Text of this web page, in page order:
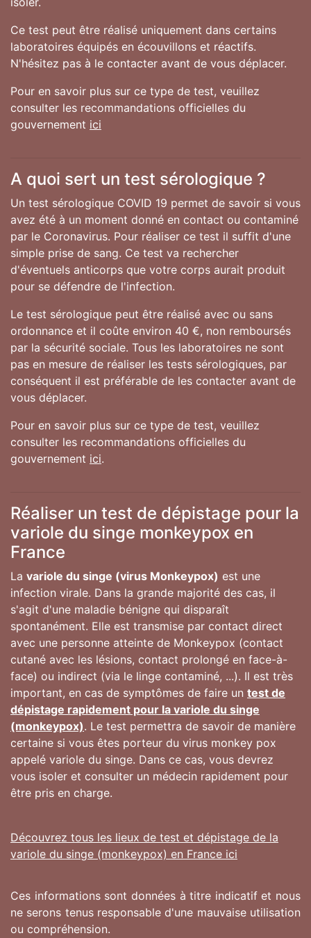
Ce test peut être réalisé uniquement dans certains
laboratoires équipés en écouvillons et réactifs.
N'hésitez pas à le contacter avant de vous déplacer.
Pour en savoir plus sur ce type de test, veuillez
consulter les recommandations officielles du
gouvernement ici
A quoi sert un test sérologique ?
Un test sérologique COVID 19 permet de savoir si vous
avez été à un moment donné en contact ou contaminé
par le Coronavirus. Pour réaliser ce test il suffit d'une
simple prise de sang. Ce test va rechercher
d'éventuels anticorps que votre corps aurait produit
pour se défendre de l'infection.
Le test sérologique peut être réalisé avec ou sans
ordonnance et il coûte environ 40 €, non remboursés
par la sécurité sociale. Tous les laboratoires ne sont
pas en mesure de réaliser les tests sérologiques, par
conséquent il est préférable de les contacter avant de
vous déplacer.
Pour en savoir plus sur ce type de test, veuillez
consulter les recommandations officielles du
gouvernement ici.
Réaliser un test de dépistage pour la
variole du singe monkeypox en
France
La variole du singe (virus Monkeypox) est une
infection virale. Dans la grande majorité des cas, il
s'agit d'une maladie bénigne qui disparaît
spontanément. Elle est transmise par contact direct
avec une personne atteinte de Monkeypox (contact
cutané avec les lésions, contact prolongé en face-à-
face) ou indirect (via le linge contaminé, ...). Il est très
important, en cas de symptômes de faire un test de
dépistage rapidement pour la variole du singe
(monkeypox). Le test permettra de savoir de manière
certaine si vous êtes porteur du virus monkey pox
appelé variole du singe. Dans ce cas, vous devrez
vous isoler et consulter un médecin rapidement pour
être pris en charge.
Découvrez tous les lieux de test et dépistage de la
variole du singe (monkeypox) en France ici
Ces informations sont données à titre indicatif et nous
ne serons tenus responsable d'une mauvaise utilisation
ou compréhension.